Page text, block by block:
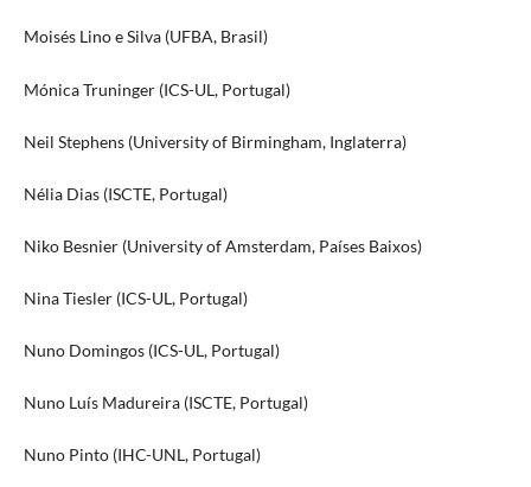
Moisés Lino e Silva (UFBA, Brasil)
Mónica Truninger (ICS-UL, Portugal)
Neil Stephens (University of Birmingham, Inglaterra)
Nélia Dias (ISCTE, Portugal)
Niko Besnier (University of Amsterdam, Países Baixos)
Nina Tiesler (ICS-UL, Portugal)
Nuno Domingos (ICS-UL, Portugal)
Nuno Luís Madureira (ISCTE, Portugal)
Nuno Pinto (IHC-UNL, Portugal)